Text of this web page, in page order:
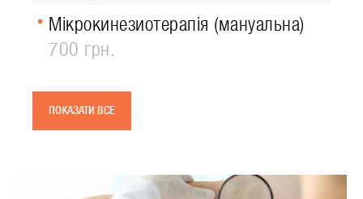
Мікрокинезиотерапія (мануальна)
700 грн.
ПОКАЗАТИ ВСЕ